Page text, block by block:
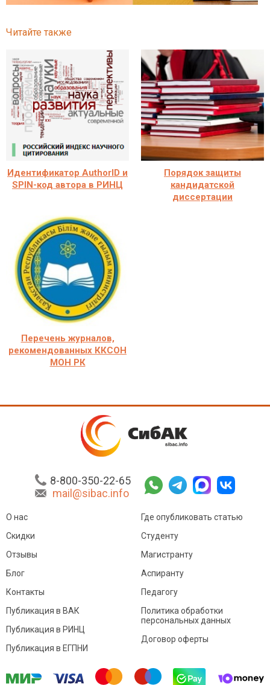
Читайте также
Идентификатор AuthorID и
SPIN-код автора в РИНЦ
Порядок защиты
кандидатской
диссертации
Перечень журналов,
рекомендованных ККСОН
МОН РК
8-800-350-22-65
mail@sibac.info
О нас
Скидки
Отзывы
Блог
Контакты
Где опубликовать статью
Студенту
Магистранту
Аспиранту
Педагогу
Публикация в ВАК
Публикация в РИНЦ
Публикация в ЕГПНИ
Политика обработки
персональных данных
Договор оферты